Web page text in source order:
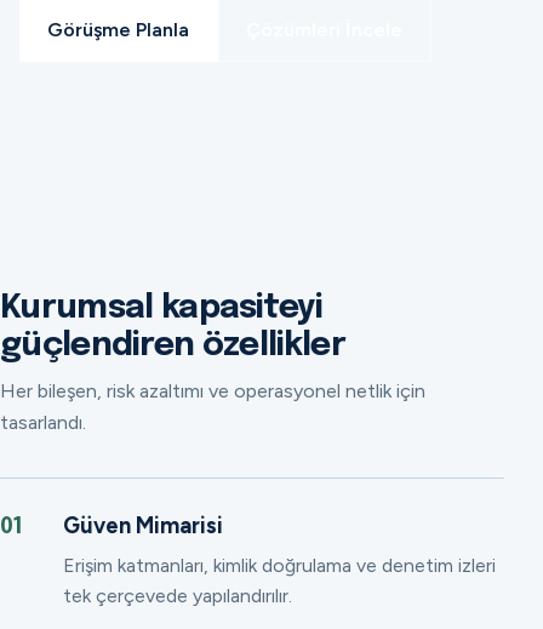
Görüşme Planla
Kurumsal kapasiteyi
güçlendiren özellikler
Her bileşen, risk azaltımı ve operasyonel netlik için
tasarlandı.
01 Güven Mimarisi
Erişim katmanları, kimlik doğrulama ve denetim izleri
tek çerçevede yapılandırılır.